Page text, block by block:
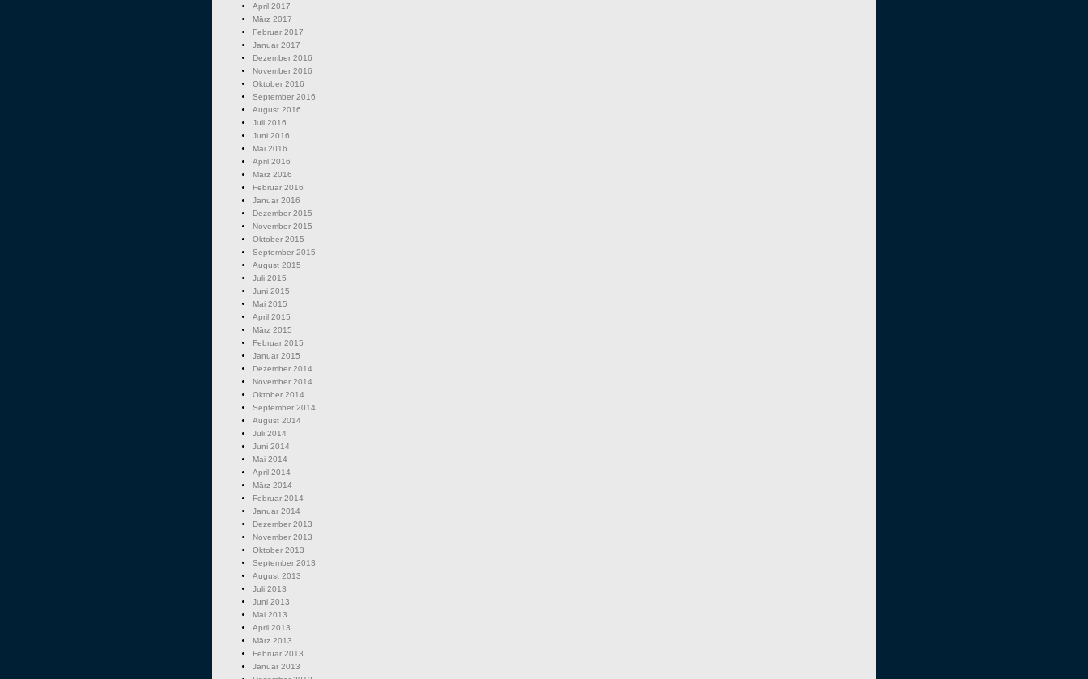
April 2017
März 2017
Februar 2017
Januar 2017
Dezember 2016
November 2016
Oktober 2016
September 2016
August 2016
Juli 2016
Juni 2016
Mai 2016
April 2016
März 2016
Februar 2016
Januar 2016
Dezember 2015
November 2015
Oktober 2015
September 2015
August 2015
Juli 2015
Juni 2015
Mai 2015
April 2015
März 2015
Februar 2015
Januar 2015
Dezember 2014
November 2014
Oktober 2014
September 2014
August 2014
Juli 2014
Juni 2014
Mai 2014
April 2014
März 2014
Februar 2014
Januar 2014
Dezember 2013
November 2013
Oktober 2013
September 2013
August 2013
Juli 2013
Juni 2013
Mai 2013
April 2013
März 2013
Februar 2013
Januar 2013